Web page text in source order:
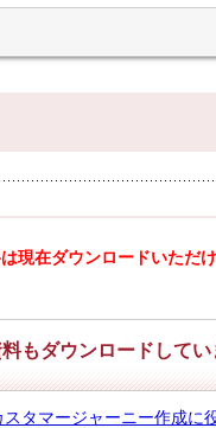
現在ダウンロードいただけ
もダウンロードしてい
タマージャーニー作成に